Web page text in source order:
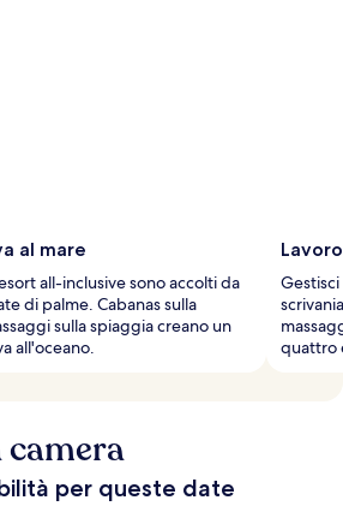
al mare
all-inclusive sono accolti da
di palme. Cabanas sulla
sulla spiaggia creano un
all'oceano.
quattro
camera
per queste date